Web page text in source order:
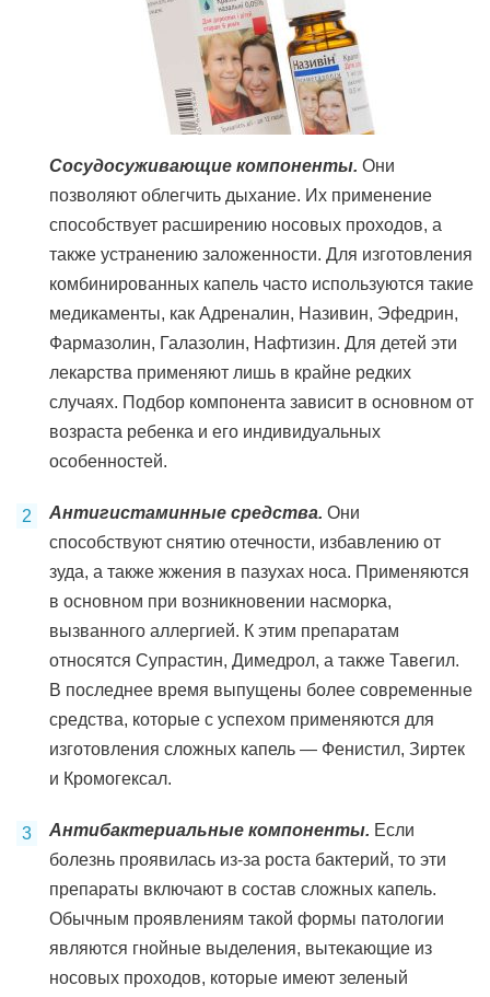
Сосудосуживающие компоненты. Они
позволяют облегчить дыхание. Их применение
способствует расширению носовых проходов, а
также устранению заложенности. Для изготовления
комбинированных капель часто используются такие
медикаменты, как Адреналин, Називин, Эфедрин,
Фармазолин, Галазолин, Нафтизин. Для детей эти
лекарства применяют лишь в крайне редких
случаях. Подбор компонента зависит в основном от
возраста ребенка и его индивидуальных
особенностей.
Антигистаминные средства. Они
способствуют снятию отечности, избавлению от
зуда, а также жжения в пазухах носа. Применяются
в основном при возникновении насморка,
вызванного аллергией. К этим препаратам
относятся Супрастин, Димедрол, а также Тавегил.
В последнее время выпущены более современные
средства, которые с успехом применяются для
изготовления сложных капель — Фенистил, Зиртек
и Кромогексал.
Антибактериальные компоненты. Если
болезнь проявилась из-за роста бактерий, то эти
препараты включают в состав сложных капель.
Обычным проявлениям такой формы патологии
являются гнойные выделения, вытекающие из
носовых проходов, которые имеют зеленый